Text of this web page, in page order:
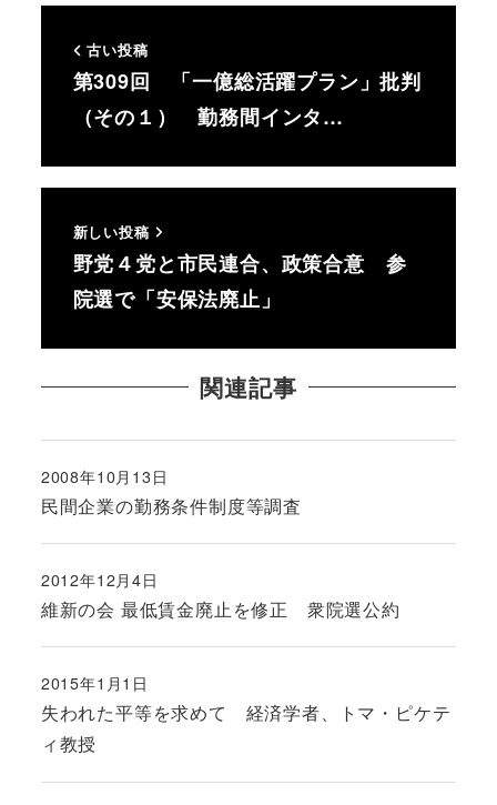
古い投稿
第309回 「一億総活躍プラン」批判
（その１） 勤務間インタ…
新しい投稿
野党４党と市民連合、政策合意 参
院選で「安保法廃止」
関連記事
民間企業の勤務条件制度等調査
投稿日
2008年10月13日
維新の会 最低賃金廃止を修正 衆院選公約
投稿日
2012年12月4日
失われた平等を求めて 経済学者、トマ・ピケテ
ィ教授
投稿日
2015年1月1日